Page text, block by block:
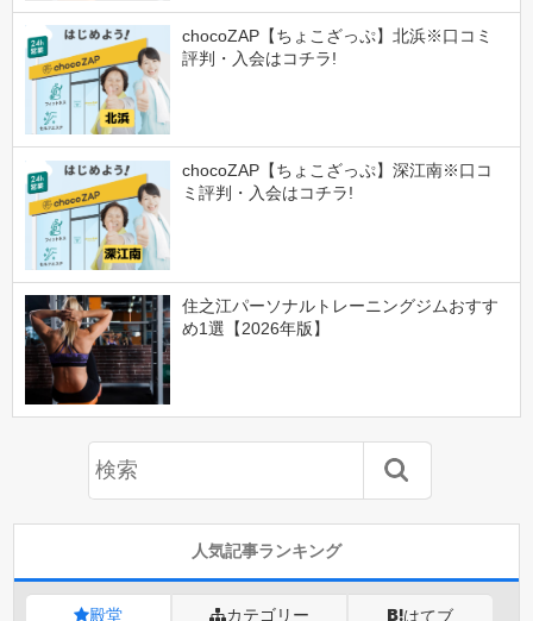
chocoZAP【ちょこざっぷ】北浜※口コミ
評判・入会はコチラ!
chocoZAP【ちょこざっぷ】深江南※口コ
ミ評判・入会はコチラ!
住之江パーソナルトレーニングジムおすす
め1選【2026年版】
人気記事ランキング
殿堂 カテゴリー はてブ